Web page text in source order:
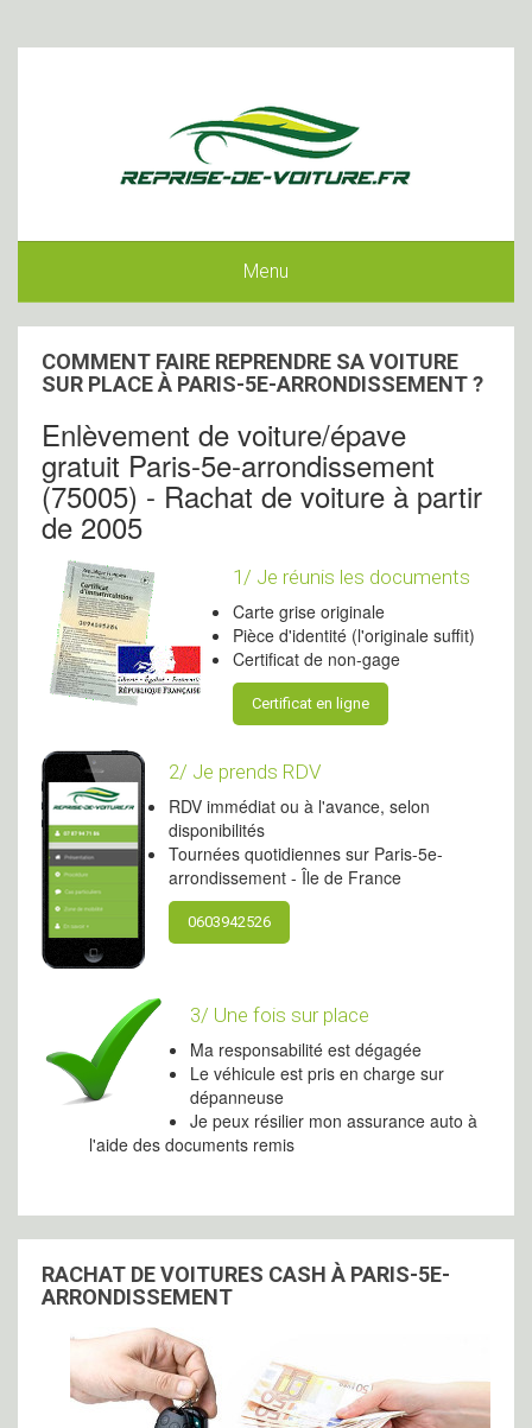
Menu
COMMENT FAIRE REPRENDRE SA VOITURE
SUR PLACE À PARIS-5E-ARRONDISSEMENT ?
Enlèvement de voiture/épave
gratuit Paris-5e-arrondissement
(75005) - Rachat de voiture à partir
de 2005
1/ Je réunis les documents
Carte grise originale
Pièce d'identité (l'originale suffit)
Certificat de non-gage
Certificat en ligne
2/ Je prends RDV
RDV immédiat ou à l'avance, selon
disponibilités
Tournées quotidiennes sur Paris-5e-
arrondissement - Île de France
0603942526
3/ Une fois sur place
Ma responsabilité est dégagée
Le véhicule est pris en charge sur
dépanneuse
Je peux résilier mon assurance auto à
l'aide des documents remis
RACHAT DE VOITURES CASH À PARIS-5E-
ARRONDISSEMENT